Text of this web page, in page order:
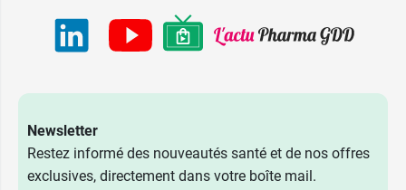
Newsletter
Restez informé des nouveautés santé et de nos offres
exclusives, directement dans votre boîte mail.